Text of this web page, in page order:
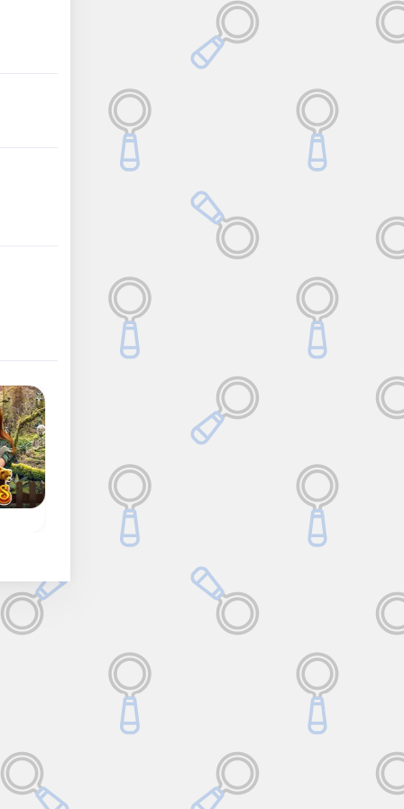
Pirate Mysteries
Encuentra todos los
en Pirate Mysteries.
Funfair Mysteries
objetos ocultos,
números, letras,
contornos y
en el parque de
atracciones.